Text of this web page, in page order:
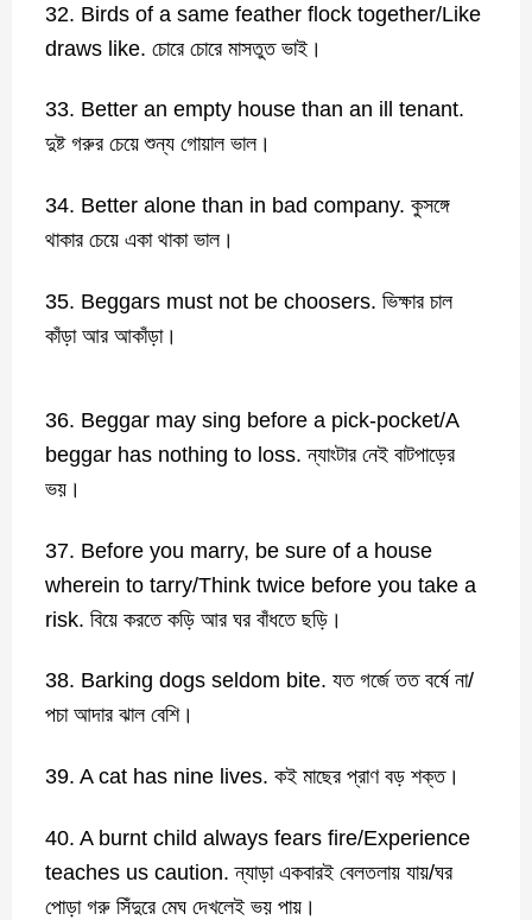
32. Birds of a same feather flock together/Like
draws like. চোরে চোরে মাসতুত ভাই।
33. Better an empty house than an ill tenant.
দুষ্ট গরুর চেয়ে শুন্য গোয়াল ভাল।
34. Better alone than in bad company. কুসঙ্গে
থাকার চেয়ে একা থাকা ভাল।
35. Beggars must not be choosers. ভিক্ষার চাল
কাঁড়া আর আকাঁড়া।
36. Beggar may sing before a pick-pocket/A
beggar has nothing to loss. ন্যাংটার নেই বাটপাড়ের
ভয়।
37. Before you marry, be sure of a house
wherein to tarry/Think twice before you take a
risk. বিয়ে করতে কড়ি আর ঘর বাঁধতে ছড়ি।
38. Barking dogs seldom bite. যত গর্জে তত বর্ষে না/
পচা আদার ঝাল বেশি।
39. A cat has nine lives. কই মাছের প্রাণ বড় শক্ত।
40. A burnt child always fears fire/Experience
teaches us caution. ন্যাড়া একবারই বেলতলায় যায়/ঘর
পোড়া গরু সিঁদুরে মেঘ দেখলেই ভয় পায়।